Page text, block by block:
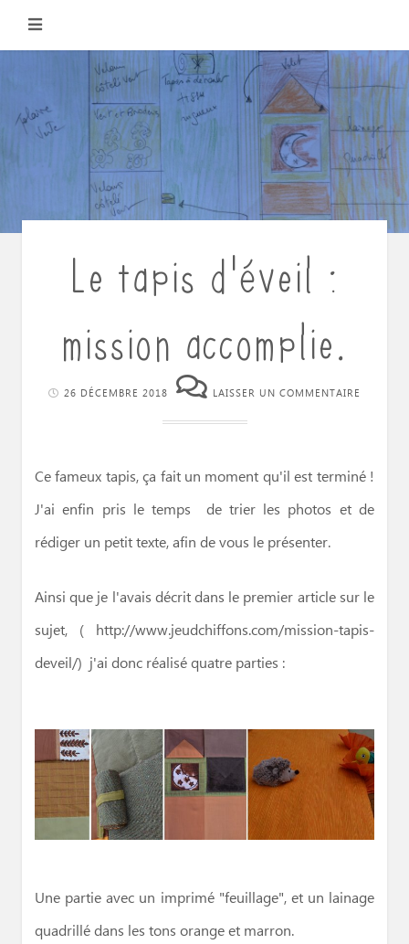
Le tapis d’éveil :
mission accomplie.
26 DÉCEMBRE 2018 LAISSER UN COMMENTAIRE
Ce fameux tapis, ça fait un moment qu'il est terminé !
J'ai enfin pris le temps de trier les photos et de
rédiger un petit texte, afin de vous le présenter.
Ainsi que je l'avais décrit dans le premier article sur le
sujet, ( http://www.jeudchiffons.com/mission-tapis-
deveil/) j'ai donc réalisé quatre parties :
Une partie avec un imprimé "feuillage", et un lainage
quadrillé dans les tons orange et marron.